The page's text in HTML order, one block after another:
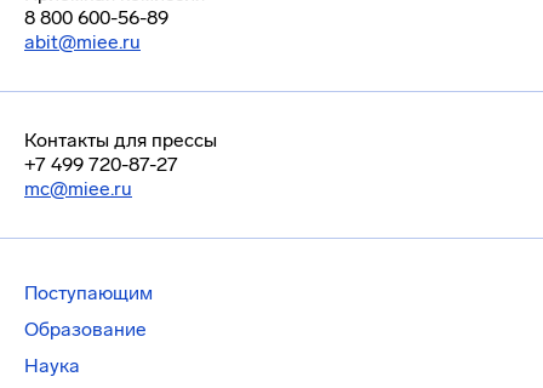
8 800 600-56-89
abit@miee.ru
Контакты для прессы
+7 499 720-87-27
mc@miee.ru
Поступающим
Образование
Наука